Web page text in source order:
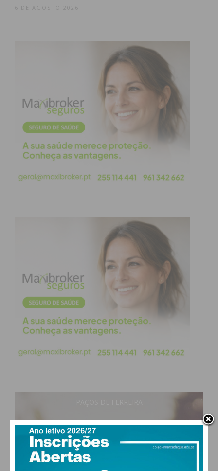
1.077 fora de flagrante) e apreendidas 1.222 armas”.
registo de 13, 12 mulheres e um homem, sendo que
as forças policiais têm vindo a reforçar as ações de
sensibilização que incidem, sobretudo, na
prevenção de comportamentos violentos.
O Dia Internacional para a Eliminação da Violência
contra as Mulheres foi instituído oficialmente em
25 de novembro de 1999, pelas Nações Unidas, com
o objetivo de alertar para uma realidade que
continua a afetar milhões de mulheres em todo o
mundo.
coletiva. A sua prevenção, investigação e combate
constituem prioridades da política criminal vigente
e assumem-se como prioridade absoluta para a
Guarda Nacional Republicana, que se mantém
firmemente empenhada na proteção das vítimas e
na promoção de uma sociedade mais segura”,
refere a Guarda.
Subscreva a newsletter do
Assine nossa newsletter por e-mail e
atualizada.
6 DE AGOSTO 2026
23°
clear sky
vento: 2m/s OSO
MAX 23 • MIN 23